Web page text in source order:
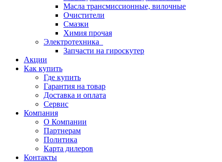
Масла трансмиссионные, вилочные
Очистители
Смазки
Химия прочая
Электротехника
Запчасти на гироскутер
Акции
Как купить
Где купить
Гарантия на товар
Доставка и оплата
Сервис
Компания
О Компании
Партнерам
Политика
Карта дилеров
Контакты